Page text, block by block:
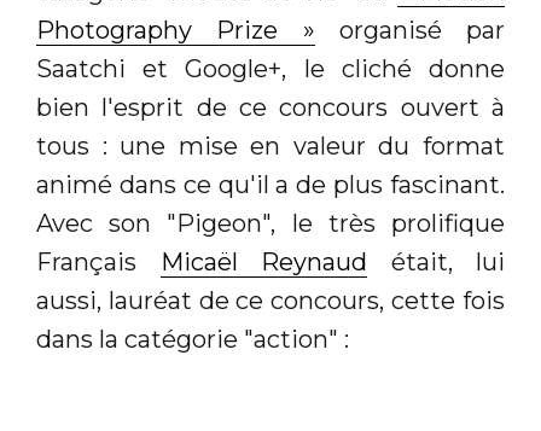
Photography Prize » organisé par
Saatchi et Google+, le cliché donne
bien l'esprit de ce concours ouvert à
tous : une mise en valeur du format
animé dans ce qu'il a de plus fascinant.
Avec son "Pigeon", le très prolifique
Français
Micaël Reynaud était, lui
aussi, lauréat de ce concours, cette fois
dans la catégorie "action" :